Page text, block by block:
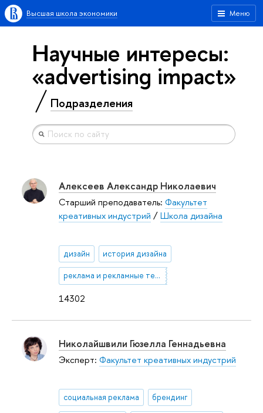
Меню
Высшая школа экономики
Научные интересы:
«advertising impact»
Подразделения
14302
Алексеев Александр Николаевич
Старший преподаватель: Факультет
креативных индустрий /Школа дизайна
дизайн история дизайна
реклама и рекламные технологии
Николайшвили Гюзелла Геннадьевна
Эксперт: Факультет креативных индустрий
социальная реклама брендинг